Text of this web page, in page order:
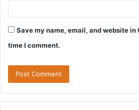
Save my name, email, and website
time I comment.